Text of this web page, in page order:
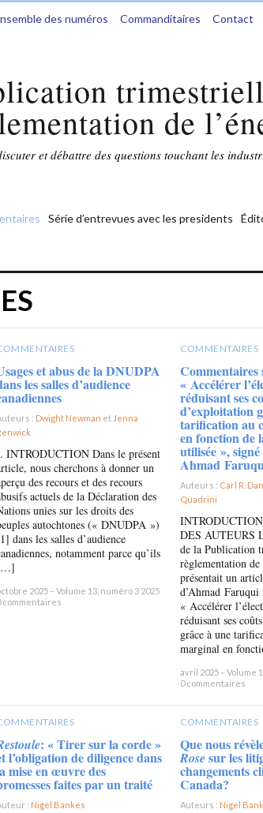
des numéros Commanditaires Contact
de
et débattre des questions touchant les
Série d’entrevues avec les presidents
et abus de la DNUDPA
les salles d’audience
: Dwight Newman et Jenna
INTRODUCTION Dans le présent
nous cherchons à donner un
des recours et des recours
actuels de la Déclaration des
unies sur les droits des
autochtones (« DNUDPA »)
dans les salles d’audience
notamment parce qu’ils
2025 – Volume 13, numéro 3 2025
commentaires
COMMENTAIRES
Commentaires
« Accélérer
réduisant ses
d’exploitation
tarification au
en fonction de
utilisée », signé
Ahmad
Auteurs : Carl R.
Quadrini
DES AUTEURS
de la Publication
règlementation de
présentait un
d’Ahmad
« Accélérer
réduisant ses
grâce à une
marginal en
avril 2025 – Volume
0 commentaires
: « Tirer sur la corde »
l’obligation de diligence dans
mise en œuvre des
faites par un traité
: Nigel Bankes
COMMENTAIRES
Que nous
Rosesur les
changements
Canada?
Auteurs : Nigel